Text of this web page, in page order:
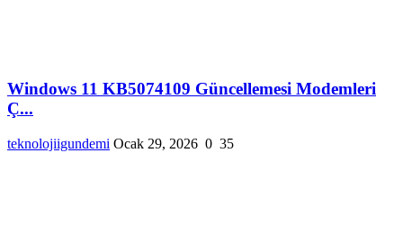
Windows 11 KB5074109 Güncellemesi Modemleri
Ç...
teknolojiigundemi Ocak 29, 2026 0 35